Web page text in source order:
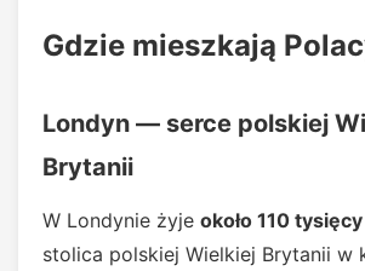
Gdzie mieszkają
Londyn — serce polskiej
Brytanii
W Londynie żyje około 110
stolica polskiej Wielkiej Brytanii w